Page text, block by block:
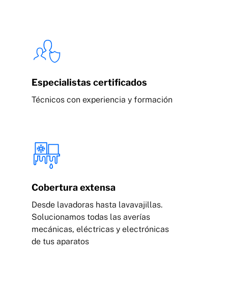
Especialistas certificados
Técnicos con experiencia y formación
Cobertura extensa
Desde lavadoras hasta lavavajillas.
Solucionamos todas las averías
mecánicas, eléctricas y electrónicas
de tus aparatos